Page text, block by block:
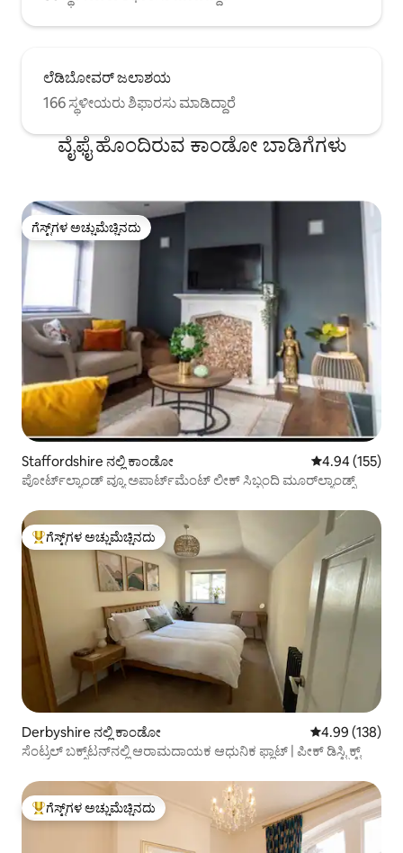
ಲೆಡಿಬೋವರ್ ಜಲಾಶಯ
166 ಸ್ಥಳೀಯರು ಶಿಫಾರಸು ಮಾಡಿದ್ದಾರೆ
ವೈಫೈ ಹೊಂದಿರುವ ಕಾಂಡೋ ಬಾಡಿಗೆಗಳು
ಗೆಸ್ಟ್‌ಗಳ ಅಚ್ಚುಮೆಚ್ಚಿನದು
ಗೆಸ್ಟ್‌ಗಳ ಅಚ್ಚುಮೆಚ್ಚಿನದು
Staffordshire ನಲ್ಲಿ ಕಾಂಡೋ 5 ರಲ್ಲಿ 4.94
4.94 (155)
ಪೋರ್ಟ್‌ಲ್ಯಾಂಡ್ ವ್ಯೂ ಅಪಾರ್ಟ್‌ಮೆಂಟ್ ಲೀಕ್ ಸಿಬ್ಬಂದಿ ಮೂರ್‌ಲ್ಯಾಂಡ್ಸ್
ಗೆಸ್ಟ್‌ಗಳಿಗೆ ಅತಿ ಹೆಚ್ಚು ಅಚ್ಚುಮೆಚ್ಚಿನದು
ಗೆಸ್ಟ್‌ಗಳ ಅಚ್ಚುಮೆಚ್ಚಿನದು
Derbyshire ನಲ್ಲಿ ಕಾಂಡೋ 5 ರಲ್ಲಿ 4.99
4.99 (138)
ಸೆಂಟ್ರಲ್ ಬಕ್ಸ್‌ಟನ್‌ನಲ್ಲಿ ಆರಾಮದಾಯಕ ಆಧುನಿಕ ಫ್ಲಾಟ್ | ಪೀಕ್ ಡಿಸ್ಟ್ರಿಕ್ಟ್
ಗೆಸ್ಟ್‌ಗಳಿಗೆ ಅತಿ ಹೆಚ್ಚು ಅಚ್ಚುಮೆಚ್ಚಿನದು
ಗೆಸ್ಟ್‌ಗಳ ಅಚ್ಚುಮೆಚ್ಚಿನದು